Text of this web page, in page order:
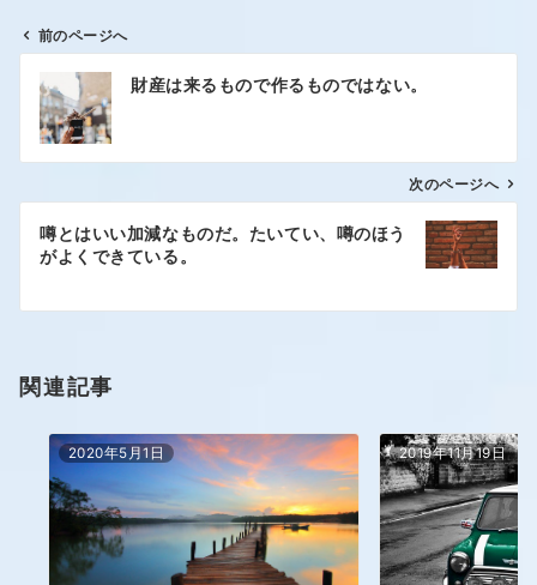
前のページへ
財産は来るもので作るものではない。
次のページへ
噂とはいい加減なものだ。たいてい、噂のほう
がよくできている。
関連記事
2020年5月1日 2019年11月19日